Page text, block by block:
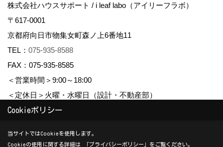
株式会社ハウスサポート / i leaf labo（アイリーフラボ）
〒617-0001
京都府向日市物集女町森ノ上6番地11
TEL： 075-935-8588
FAX：075-935-8585
＜営業時間＞9:00～18:00
＜定休日＞火曜・水曜日（設計・不動産部）
Copyright (c) housesupport. All Rights Reserved.
Cookieポリシー
当サイトではCookieを使用します。
Cookieの使用に関する詳細は 「プライバシーポリシー 」をご覧ください。